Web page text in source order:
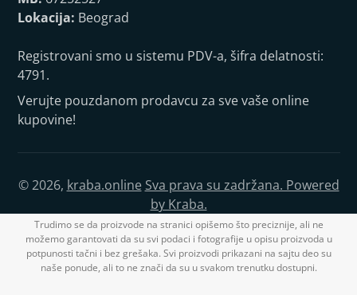
Lokacija: Beograd
Registrovani smo u sistemu PDV-a, šifra delatnosti:
4791.
Verujte pouzdanom prodavcu za sve vaše online
kupovine!
© 2026, kraba.online Sva prava su zadržana. Powered
by Kraba.
Trudimo se da proizvode na stranici opišemo što preciznije, ali ne
možemo garantovati da su svi podaci i fotografije u opisu proizvoda u
potpunosti tačni i bez grešaka. Svi proizvodi prikazani na sajtu deo su
naše ponude, ali to ne znači da su u svakom trenutku dostupni.